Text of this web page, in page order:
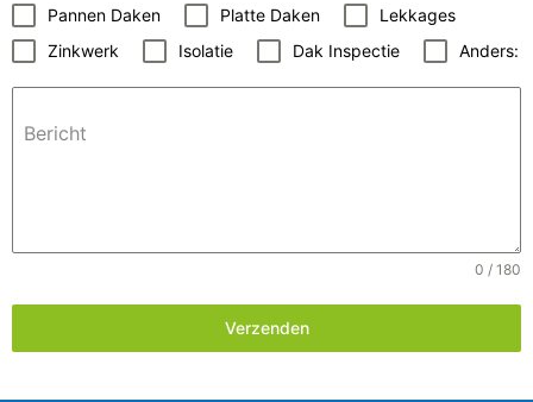
Pannen Daken Platte Daken
Lekkages
Zinkwerk
Isolatie Dak Inspectie Anders:
Bericht
0 / 180
Verzenden